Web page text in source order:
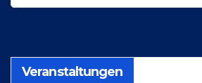
Veranstaltungen